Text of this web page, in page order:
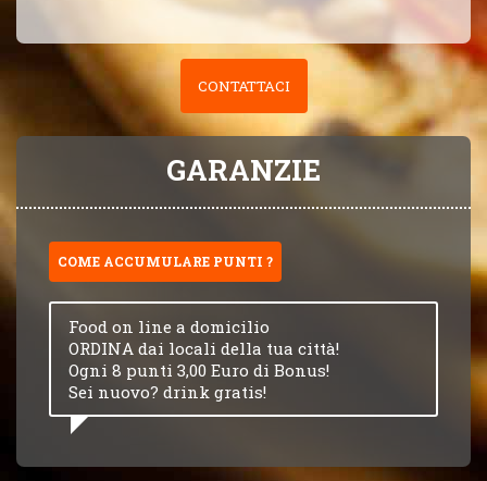
CONTATTACI
GARANZIE
COME ACCUMULARE PUNTI ?
Food on line a domicilio
ORDINA dai locali della tua città!
Ogni 8 punti 3,00 Euro di Bonus!
Sei nuovo? drink gratis!